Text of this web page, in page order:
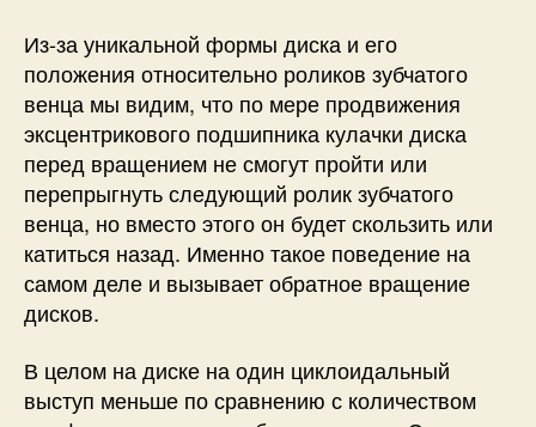
Из-за уникальной формы диска и его
положения относительно роликов зубчатого
венца мы видим, что по мере продвижения
эксцентрикового подшипника кулачки диска
перед вращением не смогут пройти или
перепрыгнуть следующий ролик зубчатого
венца, но вместо этого он будет скользить или
катиться назад. Именно такое поведение на
самом деле и вызывает обратное вращение
дисков.
В целом на диске на один циклоидальный
выступ меньше по сравнению с количеством